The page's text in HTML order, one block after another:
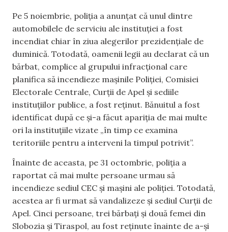
Pe 5 noiembrie, poliția a anunțat că unul dintre
automobilele de serviciu ale instituției a fost
incendiat chiar în ziua alegerilor prezidențiale de
duminică. Totodată, oamenii legii au declarat că un
bărbat, complice al grupului infracțional care
planifica să incendieze mașinile Poliției, Comisiei
Electorale Centrale, Curții de Apel și sediile
instituțiilor publice, a fost reținut. Bănuitul a fost
identificat după ce și-a făcut apariția de mai multe
ori la instituțiile vizate „în timp ce examina
teritoriile pentru a interveni la timpul potrivit”.
Înainte de aceasta, pe 31 octombrie, poliția a
raportat că mai multe persoane urmau să
incendieze sediul CEC și mașini ale poliției. Totodată,
acestea ar fi urmat să vandalizeze și sediul Curții de
Apel. Cinci persoane, trei bărbați și două femei din
Slobozia și Tiraspol, au fost reținute înainte de a-și